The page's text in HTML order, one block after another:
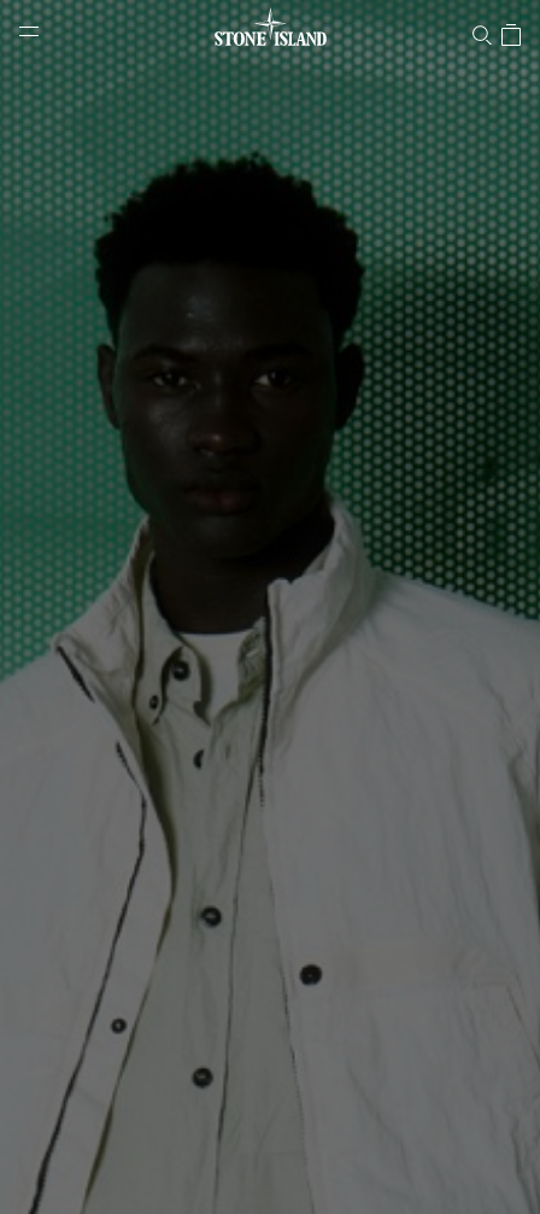
Stone Island Online Store
NAVIGATION.ARIA.GOTOMAINCONTENT
LABEL.SHOPPINGCOUNTRY ITALIA